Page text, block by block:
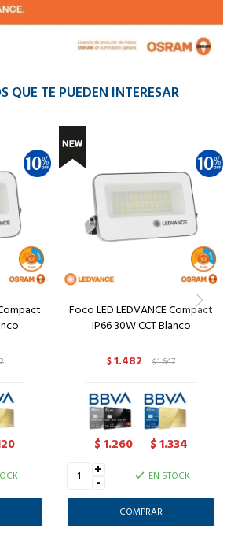
QUE TE PUEDEN INTERESAR
Foco LED LEDVANCE Compact
IP66 30W CCT Blanco
$1.482 $1.647
$1.260 $1.334
+
- EN STOCK